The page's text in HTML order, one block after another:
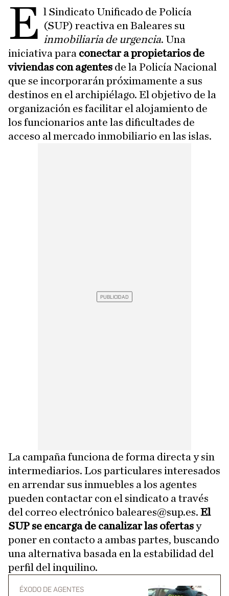
E l Sindicato Unificado de Policía
(SUP) reactiva en Baleares su
inmobiliaria de urgencia. Una
iniciativa para conectar a propietarios de
viviendas con agentes de la Policía Nacional
que se incorporarán próximamente a sus
destinos en el archipiélago. El objetivo de la
organización es facilitar el alojamiento de
los funcionarios ante las dificultades de
acceso al mercado inmobiliario en las islas.
La campaña funciona de forma directa y sin
intermediarios. Los particulares interesados
en arrendar sus inmuebles a los agentes
pueden contactar con el sindicato a través
del correo electrónico baleares@sup.es. El
SUP se encarga de canalizar las ofertasy
poner en contacto a ambas partes, buscando
una alternativa basada en la estabilidad del
perfil del inquilino.
ÉXODO DE AGENTES